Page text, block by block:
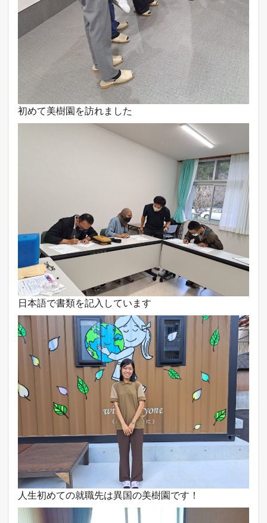
初めて美樹園を訪れました
日本語で書類を記入しています
人生初めての就職先は異国の美樹園です！